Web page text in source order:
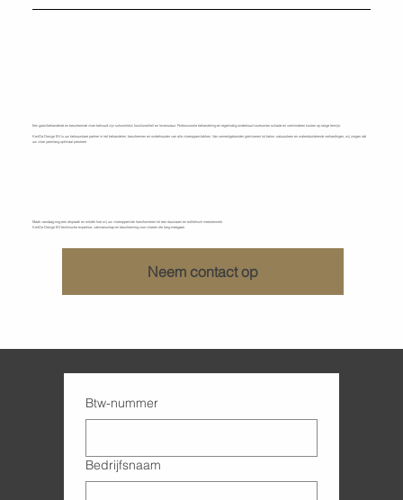
Een goed behandelde en beschermde vloer behoudt zijn schoonheid, functionaliteit en levensduur. Professionele behandeling en regelmatig onderhoud voorkomen schade en verminderen kosten op lange termijn.
KenDa Design BV is uw betrouwbare partner in het behandelen, beschermen en onderhouden van alle vloeroppervlakken. Van cementgebonden gietvloeren tot beton, natuursteen en waterdoorlatende verhardingen, wij zorgen dat
uw vloer jarenlang optimaal presteert.
Maak vandaag nog een afspraak en ontdek hoe wij uw vloeroppervlak transformeren tot een duurzaam en esthetisch meesterwerk.
KenDa Design BV technische expertise, vakmanschap en bescherming voor vloeren die lang meegaan.
Neem contact op
Btw-nummer
Bedrijfsnaam